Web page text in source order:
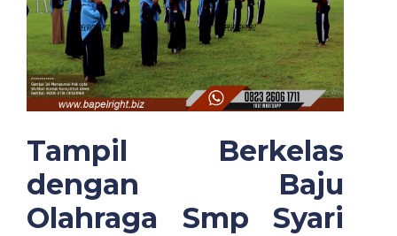
Tampil Berkelas
dengan Baju
Olahraga Smp Syari